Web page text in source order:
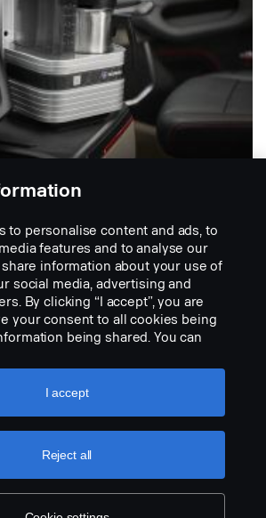
Adapter-Halterungen für
im Fahrerhaus.
Die Kaffeekanne ist während
to personalise content and ads, to
features and to analyse our
information about your use of
social media, advertising and
By clicking “I accept”, you are
your consent to all cookies being
being shared. You can
the categories you’d like to
detailed explanation of how we
Reject all
I accept